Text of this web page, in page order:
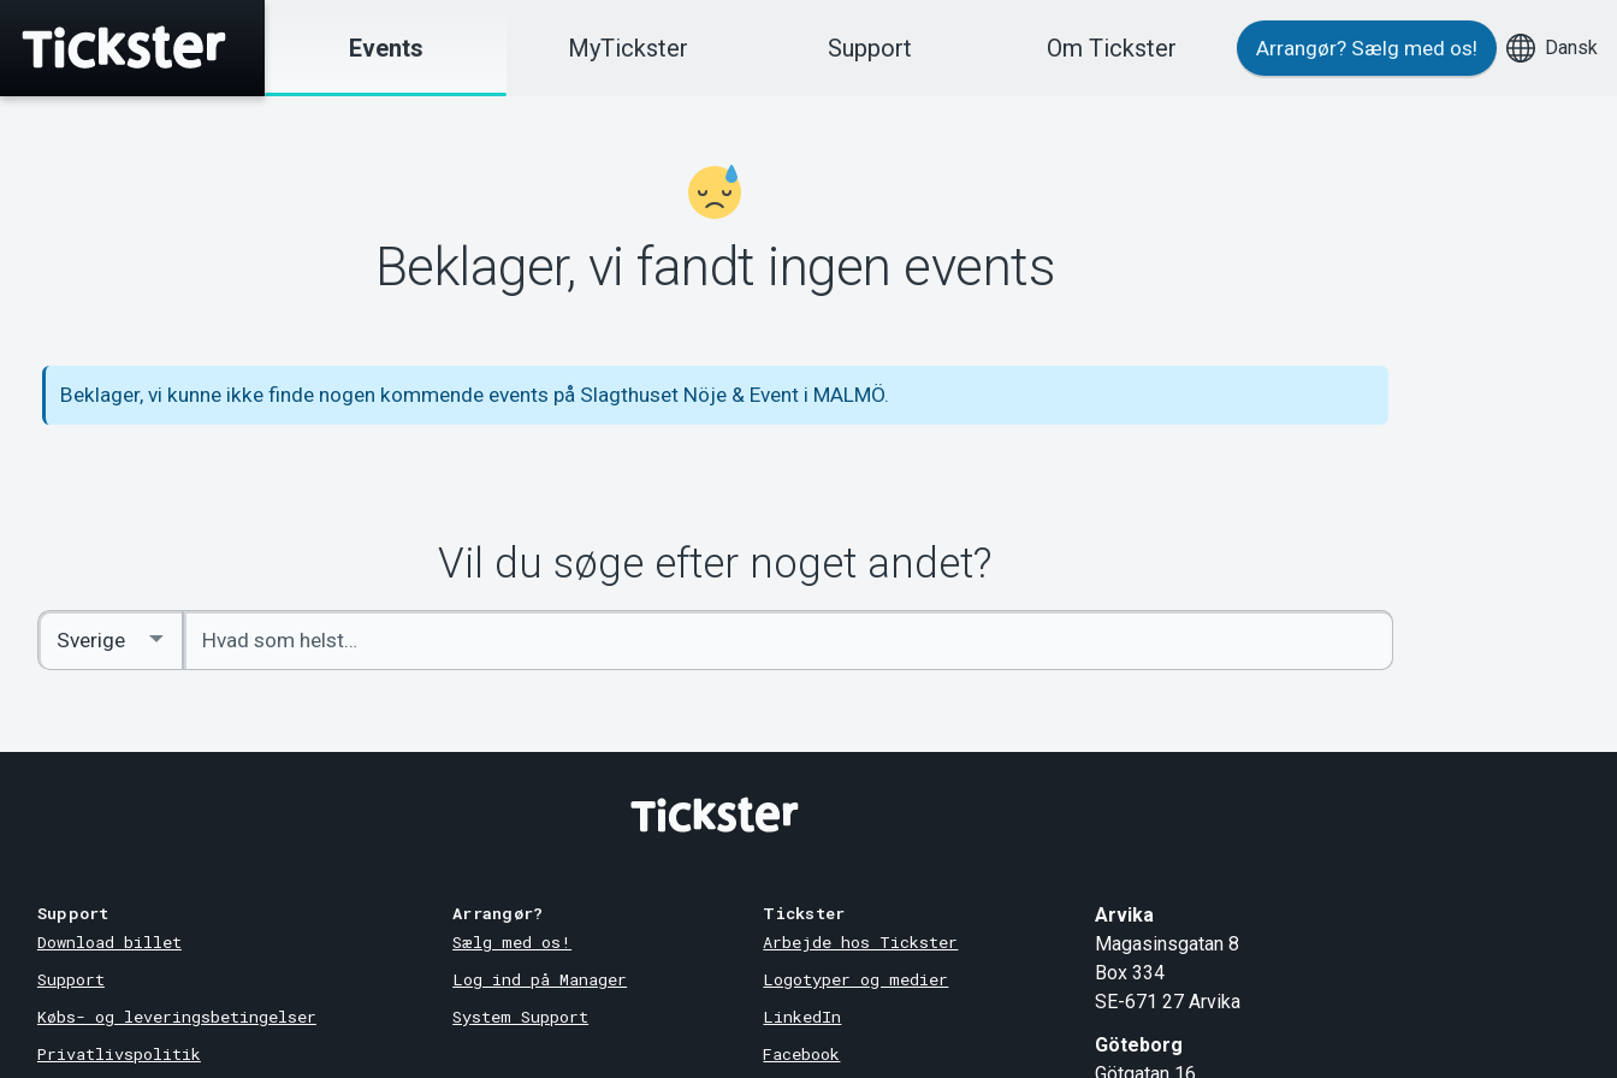
Events MyTickster Support Om Tickster Arrangør? Sælg med os! Dansk
Beklager, vi fandt ingen events
Beklager, vi kunne ikke finde nogen kommende events på Slagthuset Nöje & Event i MALMÖ.
Vil du søge efter noget andet?
Indtast
søgeord
Select
Country
Support
Download billet
Support
Købs- og leveringsbetingelser
Privatlivspolitik
Arrangør?
Sælg med os!
Log ind på Manager
System Support
Tickster
Arbejde hos Tickster
Logotyper og medier
LinkedIn
Facebook
Arvika
Magasinsgatan 8
Box 334
SE-671 27 Arvika
Göteborg